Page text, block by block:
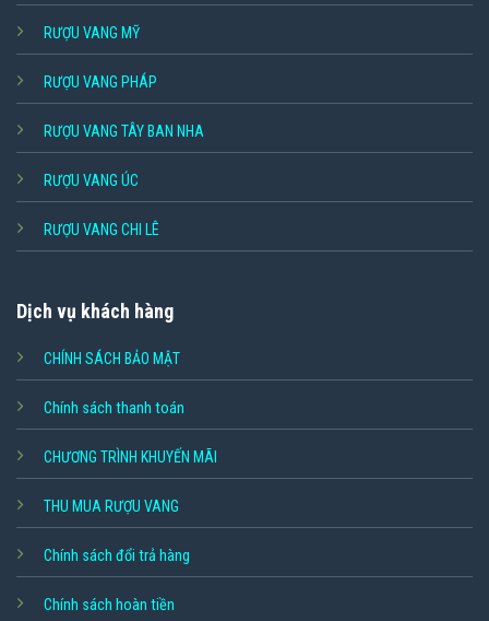
RƯỢU VANG MỸ
RƯỢU VANG PHÁP
RƯỢU VANG TÂY BAN NHA
RƯỢU VANG ÚC
RƯỢU VANG CHI LÊ
Dịch vụ khách hàng
CHÍNH SÁCH BẢO MẬT
Chính sách thanh toán
CHƯƠNG TRÌNH KHUYẾN MÃI
THU MUA RƯỢU VANG
Chính sách đổi trả hàng
Chính sách hoàn tiền